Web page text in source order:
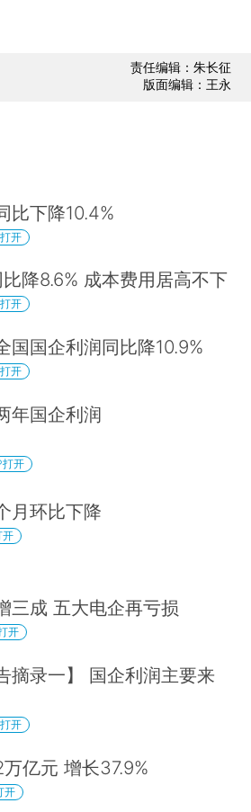
责任编辑：朱长征
版面编辑：王永
比下降10.4%
开
降8.6% 成本费用居高不下
开
国国企利润同比降10.9%
开
年国企利润
打开
月环比下降
开
三成 五大电企再亏损
开
摘录一】 国企利润主要来
开
亿元 增长37.9%
开